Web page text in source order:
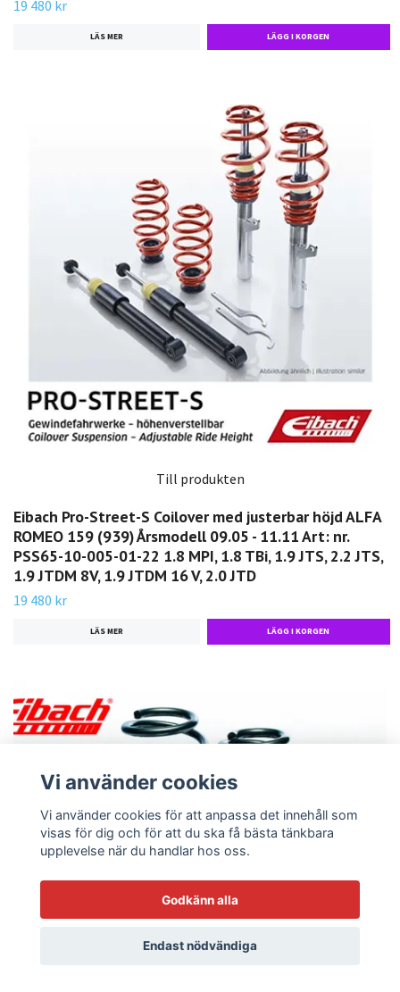
19 480 kr
LÄS MER
Till produkten
Eibach Pro-Street-S Coilover med justerbar höjd ALFA
ROMEO 159 (939) Årsmodell 09.05 - 11.11 Art: nr.
PSS65-10-005-01-22 1.8 MPI, 1.8 TBi, 1.9 JTS, 2.2 JTS,
1.9 JTDM 8V, 1.9 JTDM 16 V, 2.0 JTD
19 480 kr
LÄS MER
Vi använder cookies
Vi använder cookies för att anpassa det innehåll som
visas för dig och för att du ska få bästa tänkbara
upplevelse när du handlar hos oss.
Godkänn alla
Endast nödvändiga